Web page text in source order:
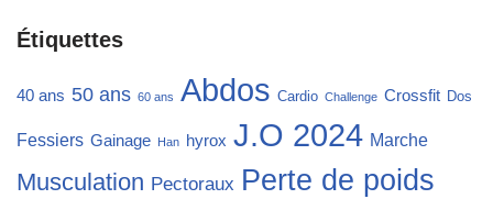
Étiquettes
40 ans 50 ans 60 ans Abdos Cardio Challenge Crossfit Dos
Fessiers Gainage Han hyrox J.O 2024 Marche
Musculation Pectoraux Perte de poids